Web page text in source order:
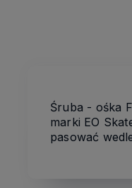
Śruba - ośka
marki EO
pasować